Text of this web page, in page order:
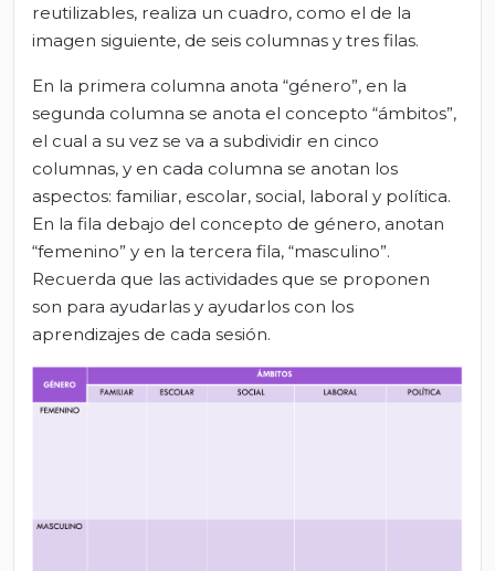
reutilizables, realiza un cuadro, como el de la
imagen siguiente, de seis columnas y tres filas.
En la primera columna anota “género”, en la
segunda columna se anota el concepto “ámbitos”,
el cual a su vez se va a subdividir en cinco
columnas, y en cada columna se anotan los
aspectos: familiar, escolar, social, laboral y política.
En la fila debajo del concepto de género, anotan
“femenino” y en la tercera fila, “masculino”.
Recuerda que las actividades que se proponen
son para ayudarlas y ayudarlos con los
aprendizajes de cada sesión.